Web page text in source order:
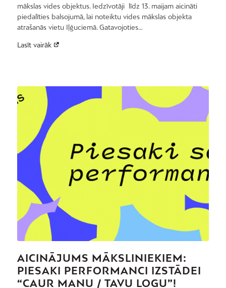
mākslas vides objektus. Iedzīvotāji līdz 13. maijam aicināti
piedalīties balsojumā, lai noteiktu vides mākslas objekta
atrašanās vietu Iļģuciemā. Gatavojoties…
Lasīt vairāk
AICINĀJUMS MĀKSLINIEKIEM:
PIESAKI PERFORMANCI IZSTĀDEI
“CAUR MANU / TAVU LOGU”!